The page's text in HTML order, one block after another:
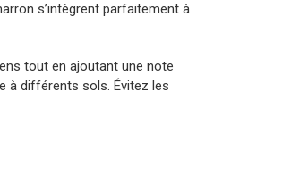
s’intègrent parfaitement à
tout en ajoutant une note
à différents sols. Évitez les